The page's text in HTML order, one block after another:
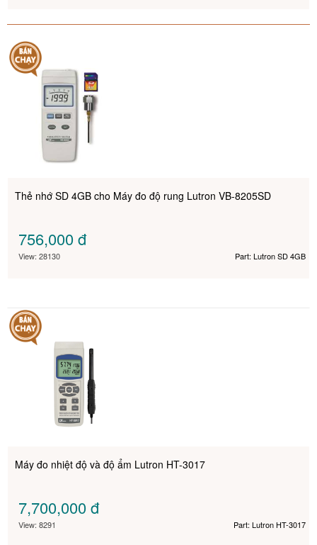
Thẻ nhớ SD 4GB cho Máy đo độ rung Lutron VB-8205SD
756,000đ
View: 28130 Part: Lutron SD 4GB
Máy đo nhiệt độ và độ ẩm Lutron HT-3017
7,700,000đ
View: 8291 Part: Lutron HT-3017